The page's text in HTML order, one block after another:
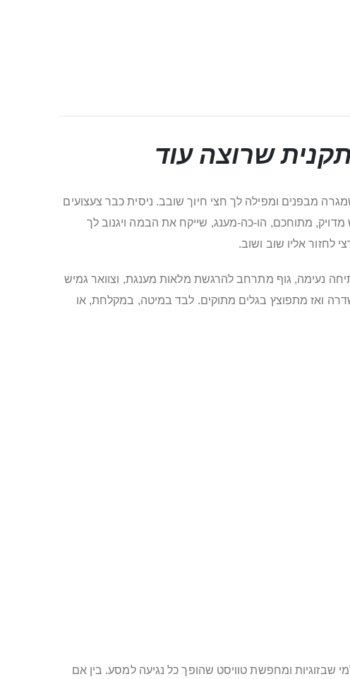
שרוצה עוד
מבפנים ומפילה לך חצי חיוך שובב. ניסית כבר צעצועים
מתוחכם, הו-כה-מענג, שייקח את הבמה ויגנוב לך
אליו שוב ושוב.
נעימה, גוף מתרחב להרגשת מלאות מענגת, וצוואר גמיש
ואז מתפוצץ בגלים מתוקים. לבד במיטה, במקלחת, או
שבזוגיות ומחפשת טוויסט שהופך כל נגיעה למסע. בין אם